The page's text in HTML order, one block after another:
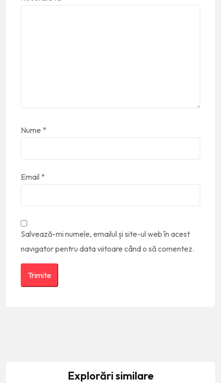
Nume *
Email *
Salvează-mi numele, emailul și site-ul web în acest
navigator pentru data viitoare când o să comentez.
Explorări similare